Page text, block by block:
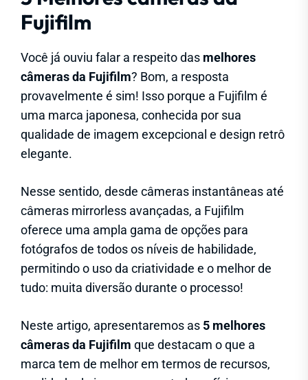
Fujifilm
Você já ouviu falar a respeito das melhores
câmeras da Fujifilm? Bom, a resposta
provavelmente é sim! Isso porque a Fujifilm é
uma marca japonesa, conhecida por sua
qualidade de imagem excepcional e design retrô
elegante.
Nesse sentido, desde câmeras instantâneas até
câmeras mirrorless avançadas, a Fujifilm
oferece uma ampla gama de opções para
fotógrafos de todos os níveis de habilidade,
permitindo o uso da criatividade e o melhor de
tudo: muita diversão durante o processo!
Neste artigo, apresentaremos as 5 melhores
câmeras da Fujifilm que destacam o que a
marca tem de melhor em termos de recursos,